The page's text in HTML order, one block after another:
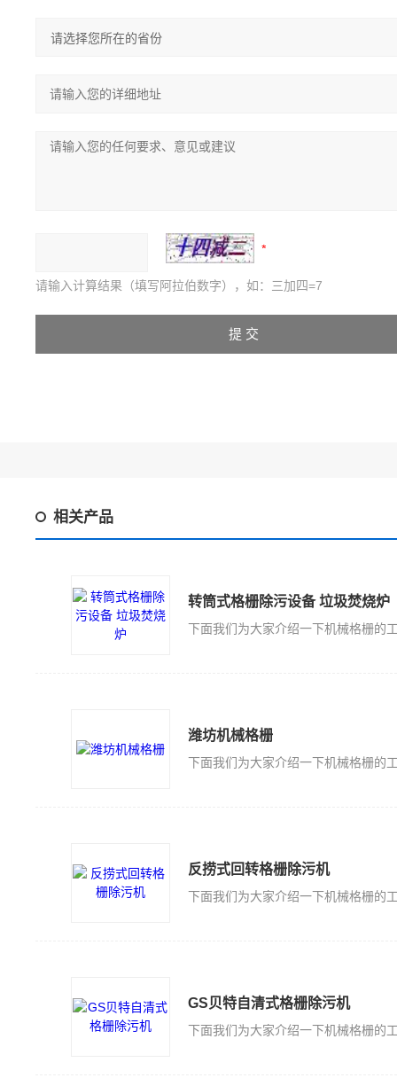
请输入计算结果（填写阿拉伯数字），如：三加四=7
相关产品
转筒式格栅除污设备 垃圾焚烧炉
下面我们为大家介绍一下机械格栅的
潍坊机械格栅
下面我们为大家介绍一下机械格栅的
反捞式回转格栅除污机
下面我们为大家介绍一下机械格栅的
GS贝特自清式格栅除污机
下面我们为大家介绍一下机械格栅的